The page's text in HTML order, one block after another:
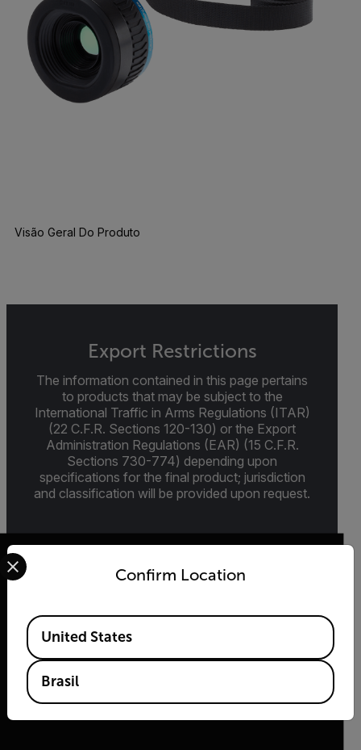
Visão Geral Do Produto
Export Restrictions
The information contained in this page pertains
to products that may be subject to the
International Traffic in Arms Regulations (ITAR)
(22 C.F.R. Sections 120-130) or the Export
Administration Regulations (EAR) (15 C.F.R.
Sections 730-774) depending upon
specifications for the final product; jurisdiction
and classification will be provided upon request.
2026 | Flir Todos os direitos reservados.
Confirm Location
Select your preferred country and language from the
Available Locations
United States
Brasil